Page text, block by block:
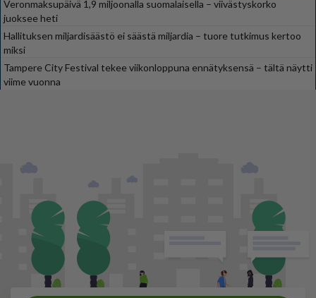
Veronmaksupäivä 1,9 miljoonalla suomalaisella – viivästyskorko
juoksee heti
Hallituksen miljardisäästö ei säästä miljardia – tuore tutkimus kertoo
miksi
Tampere City Festival tekee viikonloppuna ennätyksensä – tältä näytti
viime vuonna